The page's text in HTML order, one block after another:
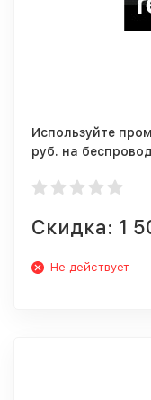
Используйте
руб. на
Скидка: 1
Не действует